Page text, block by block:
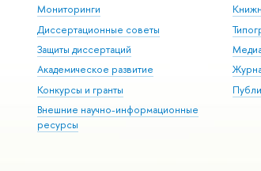
Мониторинги
Диссертационные советы
Защиты диссертаций
Академическое развитие
Конкурсы и гранты
Внешние научно-информационные
ресурсы